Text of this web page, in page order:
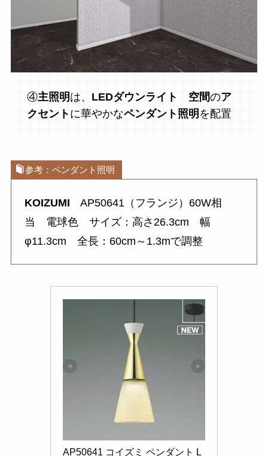
④主照明 は、 LEDダウンライト 空間のア
クセント に華やかなペンダント照明 を配置
参考：ペンダント照明
KOIZUMI AP50641（フランジ）60W相
当 電球色 サイズ：高さ26.3cm 幅
φ11.3cm 全長：60cm～1.3mで調整
AP50641 コイズミ ペンダント L